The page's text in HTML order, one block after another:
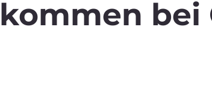
bei